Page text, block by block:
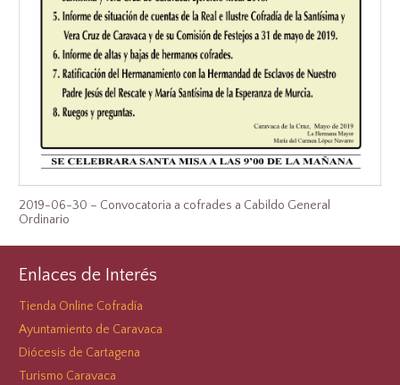
2019-06-30 – Convocatoria a cofrades a Cabildo General
Ordinario
Enlaces de Interés
Tienda Online Cofradía
Ayuntamiento de Caravaca
Diócesis de Cartagena
Turismo Caravaca